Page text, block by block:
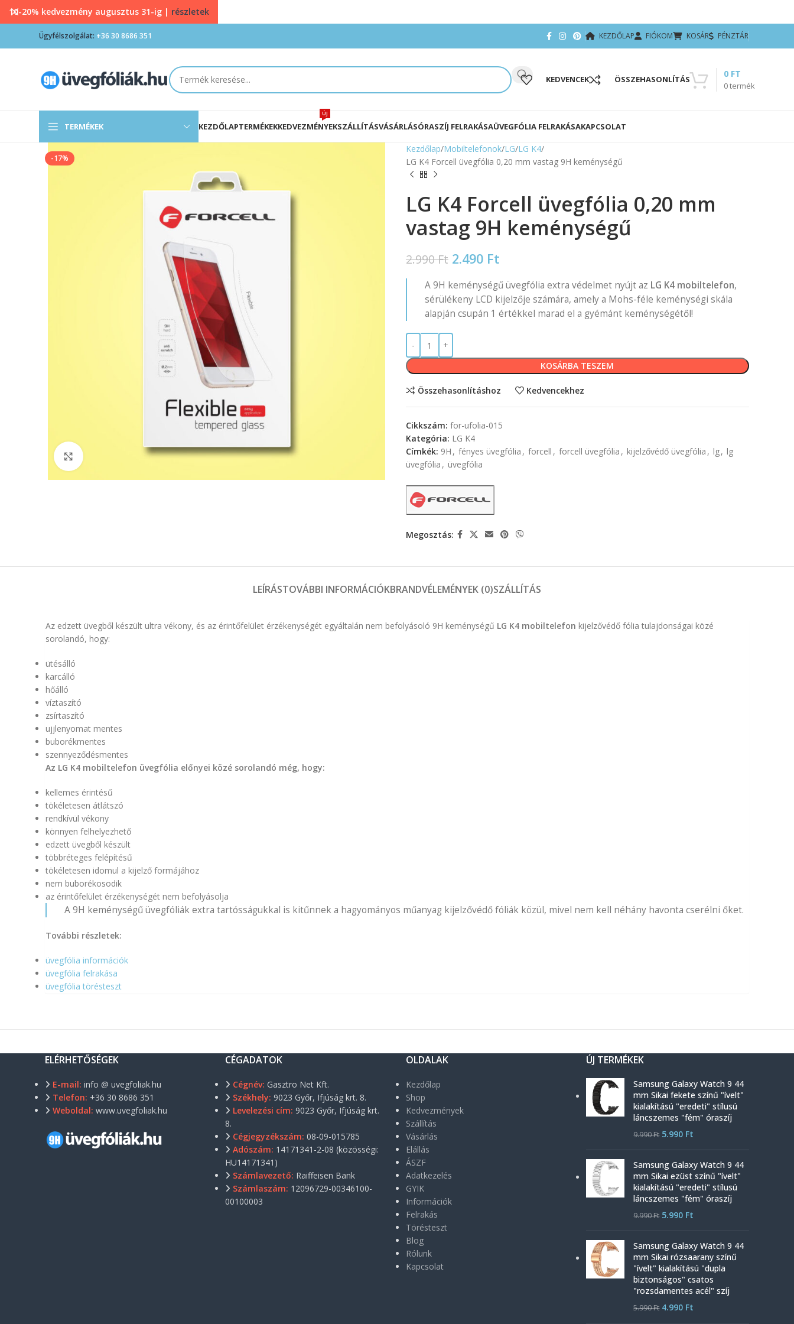
Ügyfélszolgálat: +36 30 8686 351 KEZDŐLAP FIÓKOM KOSÁR PÉNZTÁR
KEDVENCEK ÖSSZEHASONLÍTÁS
0termék
0 FT
TERMÉKEK KEZDŐLAPTERMÉKEKKEDVEZMÉNYEK
ÚJ
SZÁLLÍTÁSVÁSÁRLÁSÓRASZÍJ FELRAKÁSAÜVEGFÓLIA FELRAKÁSAKAPCSOLAT
-17%
Kezdőlap Mobiltelefonok LG LG K4
LG K4 Forcell üvegfólia 0,20 mm vastag 9H keménységű
LG K4 Forcell üvegfólia 0,20 mm
vastag 9H keménységű
2.990Ft 2.490 Ft
A 9H keménységű üvegfólia extra védelmet nyújt az LG K4 mobiltelefon,
sérülékeny LCD kijelzője számára, amely a Mohs-féle keménységi skála
alapján csupán 1 értékkel marad el a gyémánt keménységétől!
KOSÁRBA TESZEM
Összehasonlításhoz Kedvencekhez
Cikkszám: for-ufolia-015
Kategória: LG K4
Címkék: 9H , fényes üvegfólia , forcell , forcell üvegfólia , kijelzővédő üvegfólia , lg, lg
üvegfólia , üvegfólia
Megosztás:
LEÍRÁSTOVÁBBI INFORMÁCIÓKBRANDVÉLEMÉNYEK (0)SZÁLLÍTÁS
Az edzett üvegből készült ultra vékony, és az érintőfelület érzékenységét egyáltalán nem befolyásoló 9H keménységű LG K4 mobiltelefon kijelzővédő fólia tulajdonságai közé
sorolandó, hogy:
ütésálló
karcálló
hőálló
víztaszító
zsírtaszító
ujjlenyomat mentes
buborékmentes
szennyeződésmentes
Az LG K4 mobiltelefon üvegfólia előnyei közé sorolandó még, hogy:
kellemes érintésű
tökéletesen átlátszó
rendkívül vékony
könnyen felhelyezhető
edzett üvegből készült
többréteges felépítésű
tökéletesen idomul a kijelző formájához
nem buborékosodik
az érintőfelület érzékenységét nem befolyásolja
A 9H keménységű üvegfóliák extra tartósságukkal is kitűnnek a hagyományos műanyag kijelzővédő fóliák közül, mivel nem kell néhány havonta cserélni őket.
További részletek:
üvegfólia információk
üvegfólia felrakása
üvegfólia törésteszt
ELÉRHETŐSÉGEK
E-mail: info @ uvegfoliak.hu
Telefon: +36 30 8686 351
Weboldal: www.uvegfoliak.hu
CÉGADATOK
Cégnév: Gasztro Net Kft.
Székhely: 9023 Győr, Ifjúság krt. 8.
Levelezési cím: 9023 Győr, Ifjúság krt.
8.
Cégjegyzékszám: 08-09-015785
Adószám: 14171341-2-08 (közösségi:
HU14171341)
Számlavezető: Raiffeisen Bank
Számlaszám: 12096729-00346100-
00100003
OLDALAK
Kezdőlap
Shop
Kedvezmények
Szállítás
Vásárlás
Elállás
ÁSZF
Adatkezelés
GYIK
Információk
Felrakás
Törésteszt
Blog
Rólunk
Kapcsolat
ÚJ TERMÉKEK
Samsung Galaxy Watch 9 44
mm Sikai fekete színű "ívelt"
kialakítású "eredeti" stílusú
láncszemes "fém" óraszíj
9.990Ft 5.990 Ft
Samsung Galaxy Watch 9 44
mm Sikai ezüst színű "ívelt"
kialakítású "eredeti" stílusú
láncszemes "fém" óraszíj
9.990Ft 5.990 Ft
Samsung Galaxy Watch 9 44
mm Sikai rózsaarany színű
"ívelt" kialakítású "dupla
biztonságos" csatos
"rozsdamentes acél" szíj
5.990Ft 4.990 Ft
10-20% kedvezmény augusztus 31-ig | részletek